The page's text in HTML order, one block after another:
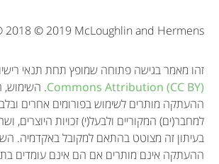
n
2018 © 2019 McLoughlin and Hermens
זהו מאמר בגישה פתוחה שמופץ תחת תנאי
Commons Attribution (CC BY)
.
ההעתקה מותרים לשימוש בפורומים אחרים
למחבר(ים) המקוריים ולבעל(י) זכויות היוצרים,
בעיתון זה מצוטט בהתאם למקובל באקדמיה.
ההעתקה אינם מותרים אם הם אינם עומדים